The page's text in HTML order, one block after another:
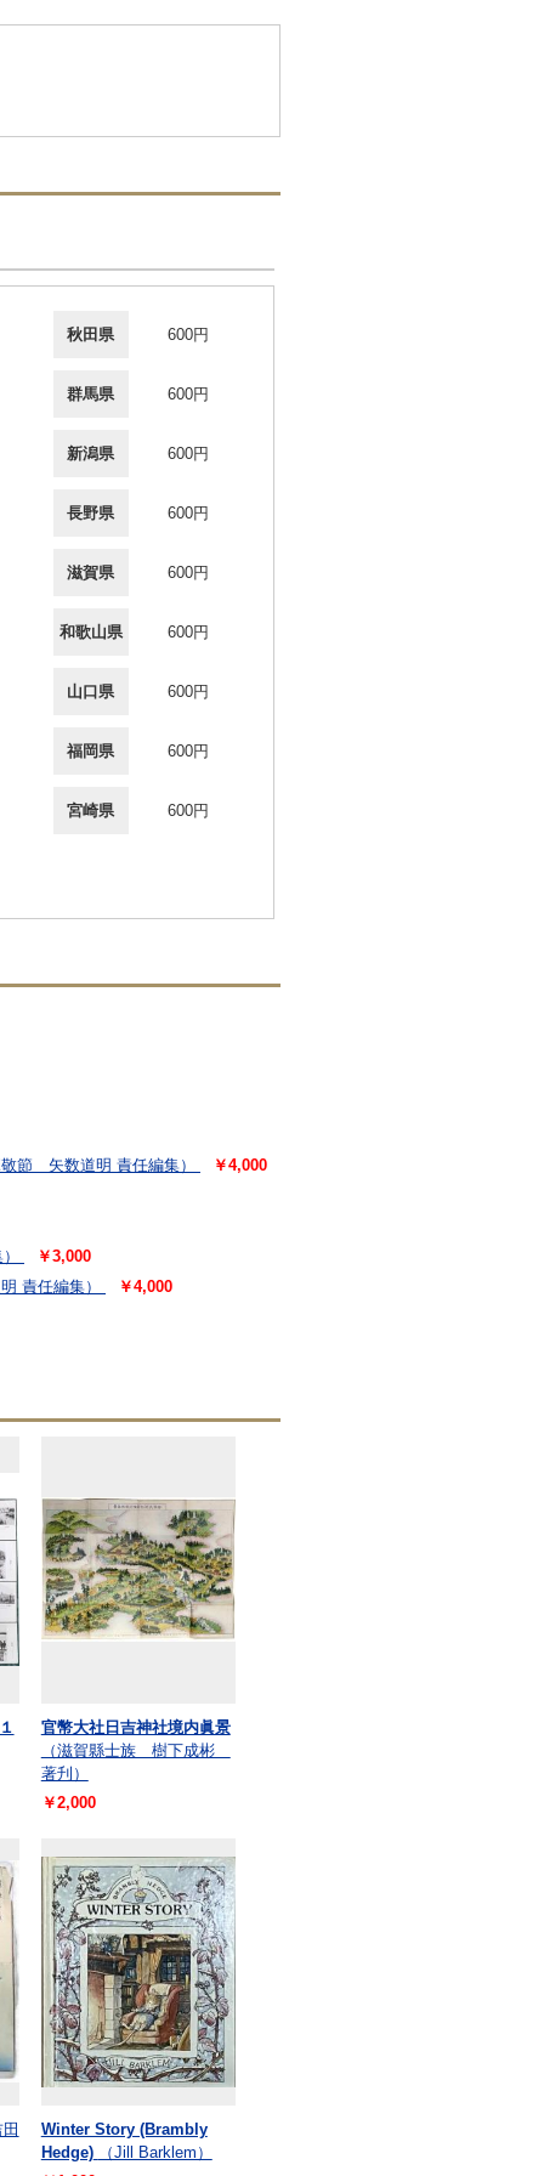
秋田県 600円
群馬県 600円
新潟県 600円
長野県 600円
滋賀県 600円
和歌山県 600円
山口県 600円
福岡県 600円
宮崎県 600円
敬節 矢数道明 責任編集）
￥4,000
￥3,000
責任編集） ￥4,000
官幣大社日吉神社境内眞景
（滋賀縣士族 樹下成彬
著刋）
￥2,000
田
Winter Story (Brambly
Hedge)
（Jill Barklem）